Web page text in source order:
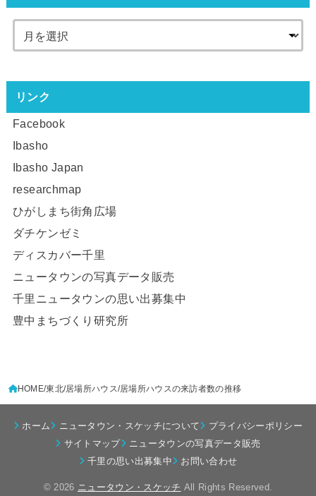
リンク
Facebook
Ibasho
Ibasho Japan
researchmap
ひがしまち街角広場
ダチケンゼミ
ディスカバー千里
ニュータウンの写真データ販売
千里ニュータウンの思い出募集中
豊中まちづくり研究所
HOME 東北 居場所ハウス 居場所ハウスの来訪者数の推移
ホーム ニュータウン・スケッチについて
プライバシーポリシー
サイトマップ
ニュータウンの写真データ販売
千里の思い出募集中
お問い合わせ
© 2026 ニュータウン・スケッチ All Rights Reserved.